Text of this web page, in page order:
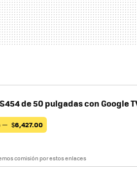
de 50 pulgadas con Google
— $6,427.00
comisión por estos enlaces